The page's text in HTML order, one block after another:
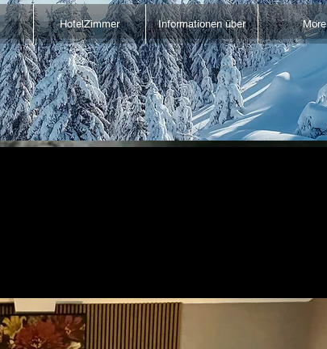
HotelZimmer Informationen über More